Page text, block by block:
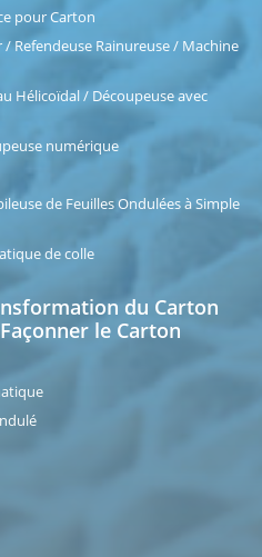
pour Carton
Refendeuse Rainureuse / Machine
Hélicoïdal / Découpeuse avec
numérique
de Feuilles Ondulées à Simple
de colle
du Carton
le Carton